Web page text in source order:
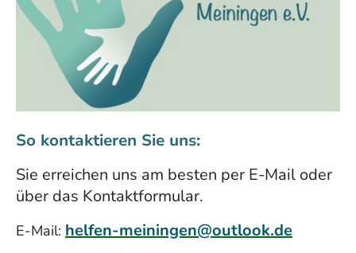
Sie erreichen uns am besten per E-Mail oder
über das Kontaktformular.
E-Mail: helfen-meiningen@outlook.de
So kontaktieren Sie uns: